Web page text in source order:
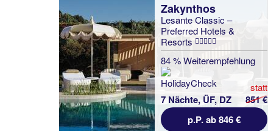
Zakynthos
Lesante Classic –
Preferred Hotels &
Resorts
84 % Weiterempfehlung
7 Nächte, ÜF, DZ
statt
851 €
p.P. ab 846 €